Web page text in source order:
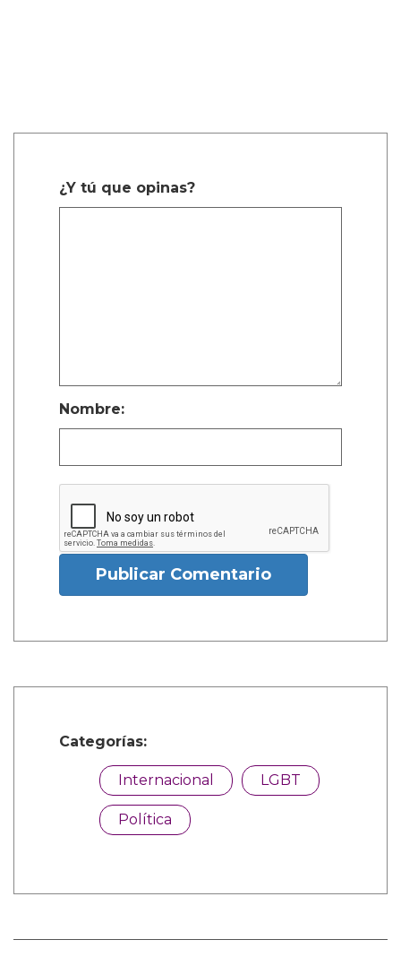
¿Y tú que opinas?
Nombre:
Publicar Comentario
Categorías:
Internacional LGBT
Política